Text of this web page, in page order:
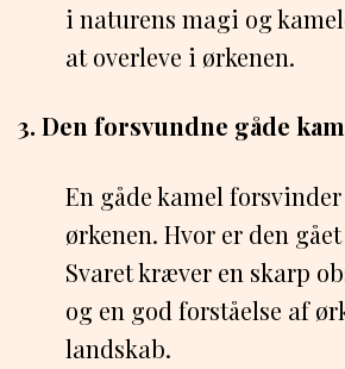
i naturens magi og
at overleve i ørkenen.
3. Den forsvundne gåde
En gåde kamel
ørkenen. Hvor er den
Svaret kræver en skarp
og en god forståelse af
landskab.